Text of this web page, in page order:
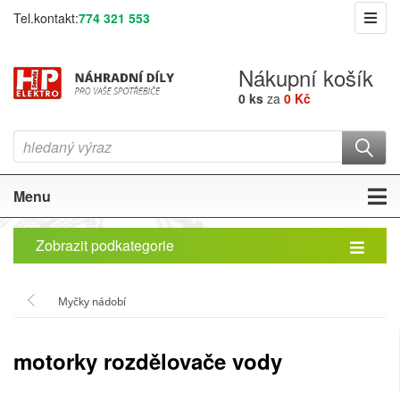
Tel.kontakt:774 321 553
Nákupní košík
0 ks za 0 Kč
Menu
Zobrazit podkategorie
Myčky nádobí
motorky rozdělovače vody